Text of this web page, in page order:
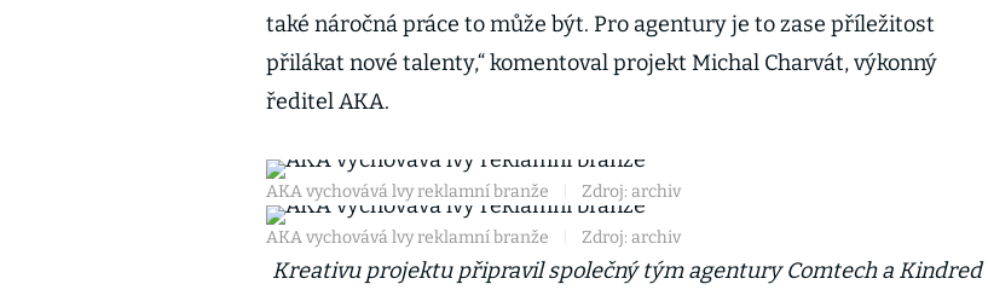
také náročná práce to může být. Pro agentury je to zase příležitost
přilákat nové talenty,“ komentoval projekt Michal Charvát, výkonný
ředitel AKA.
AKA vychovává lvy reklamní branže Zdroj: archiv
AKA vychovává lvy reklamní branže Zdroj: archiv
Kreativu projektu připravil společný tým agentury Comtech a Kindred